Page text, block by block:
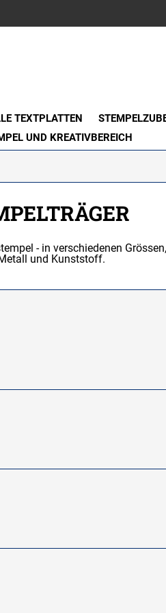
TEXTPLATTEN
UND KREATIVBEREICH
- in verschiedenen
und Kunststoff.